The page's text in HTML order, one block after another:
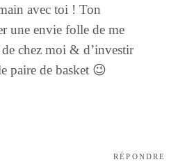
avec toi ! Ton
une envie folle de me
chez moi & d’investir
paire de basket 😉
RÉPONDRE